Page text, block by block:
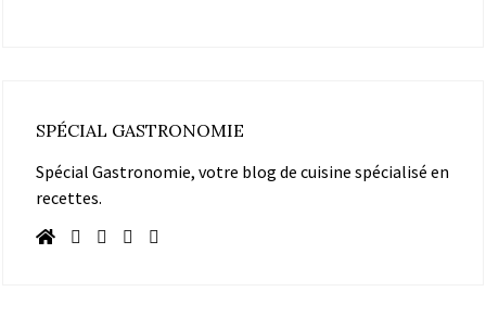
SPÉCIAL GASTRONOMIE
Spécial Gastronomie, votre blog de cuisine spécialisé en
recettes.